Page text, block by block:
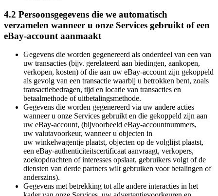
4.2 Persoonsgegevens die we automatisch
verzamelen wanneer u onze Services gebruikt of een
eBay-account aanmaakt
Gegevens die worden gegenereerd als onderdeel van een van
uw transacties (bijv. gerelateerd aan biedingen, aankopen,
verkopen, kosten) of die aan uw eBay-account zijn gekoppeld
als gevolg van een transactie waarbij u betrokken bent, zoals
transactiebedragen, tijd en locatie van transacties en
betaalmethode of uitbetalingsmethode.
Gegevens die worden gegenereerd via uw andere acties
wanneer u onze Services gebruikt en die gekoppeld zijn aan
uw eBay-account, (bijvoorbeeld eBay-accountnummers,
uw valutavoorkeur, wanneer u objecten in
uw winkelwagentje plaatst, objecten op de volglijst plaatst,
een eBay-authenticiteitscertificaat aanvraagt, verkopers,
zoekopdrachten of interesses opslaat, gebruikers volgt of de
diensten van derde partners wilt gebruiken voor betalingen of
anderszins).
Gegevens met betrekking tot alle andere interacties in het